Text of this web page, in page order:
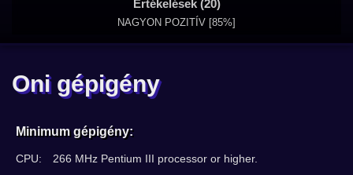
Értékelések (20)
NAGYON POZITÍV [85%]
Oni gépigény
Minimum gépigény:
CPU:
266 MHz Pentium III processor or higher.